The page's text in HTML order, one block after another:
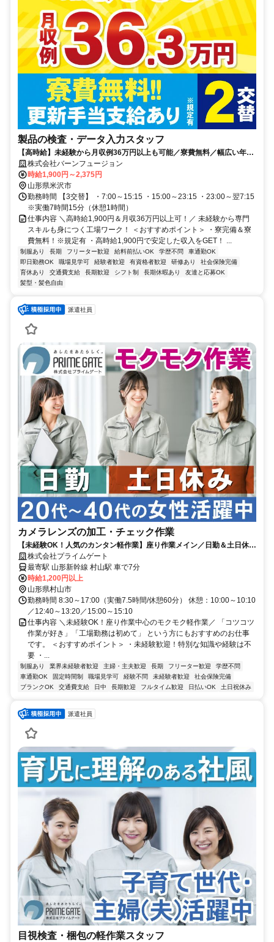
製品の検査・データ入力スタッフ
【高時給】未経験から月収例36万円以上も可能／寮費無料／幅広い年代
活躍中
株式会社バーンフュージョン
時給1,900円～2,375円
山形県米沢市
勤務時間 【3交替】 ・7:00～15:15 ・15:00～23:15 ・23:00～翌7:15
※実働7時間15分（休憩1時間）
仕事内容 ＼高時給1,900円＆月収36万円以上可！／ 未経験から専門
スキルも身につく工場ワーク！ ＜おすすめポイント＞ ・寮完備＆寮
費無料！※規定有 ・高時給1,900円で安定した収入をGET！ ...
制服あり 長期 フリーター歓迎 給料前払いOK 学歴不問
車通勤OK
即日勤務OK
職場見学可 経験者歓迎 有資格者歓迎 研修あり
社会保険完備
育休あり
交通費支給 長期歓迎 シフト制 長期休暇あり
友達と応募OK
髪型・髪色自由
派遣社員
カメラレンズの加工・チェック作業
【未経験OK！人気のカンタン軽作業】座り作業メイン／日勤＆土日休み
／20代～40代の女性活躍中
株式会社プライムゲート
最寄駅 山形新幹線 村山駅 車で7分
時給1,200円以上
山形県村山市
勤務時間 8:30～17:00（実働7.5時間/休憩60分） 休憩：10:00～10:10
／12:40～13:20／15:00～15:10
仕事内容 ＼未経験OK！座り作業中心のモクモク軽作業／ 「コツコツ
作業が好き」「工場勤務は初めて」 という方にもおすすめのお仕事
です。 ＜おすすめポイント＞ ・未経験歓迎！特別な知識や経験は不
要 ・...
制服あり 業界未経験者歓迎 主婦・主夫歓迎 長期 フリーター歓迎
学歴不問
車通勤OK
固定時間制 職場見学可 経験不問 未経験者歓迎
社会保険完備
ブランクOK
交通費支給 日中 長期歓迎 フルタイム歓迎 日払いOK 土日祝休み
派遣社員
目視検査・梱包の軽作業スタッフ